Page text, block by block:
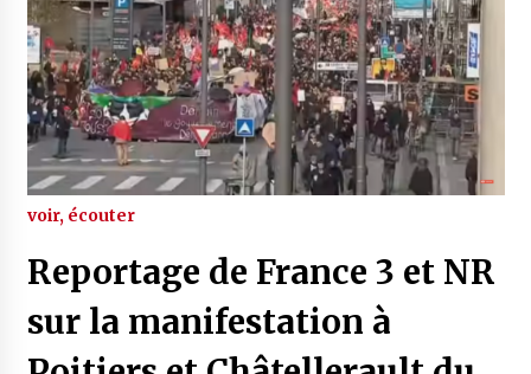
voir, écouter
Reportage de France 3 et NR
sur la manifestation à